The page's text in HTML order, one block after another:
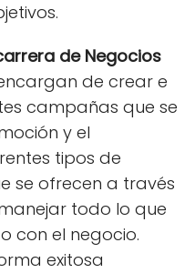
de Negocios
de crear e
campañas que se
y el
tipos de
se ofrecen a través
todo lo que
con el negocio.
exitosa